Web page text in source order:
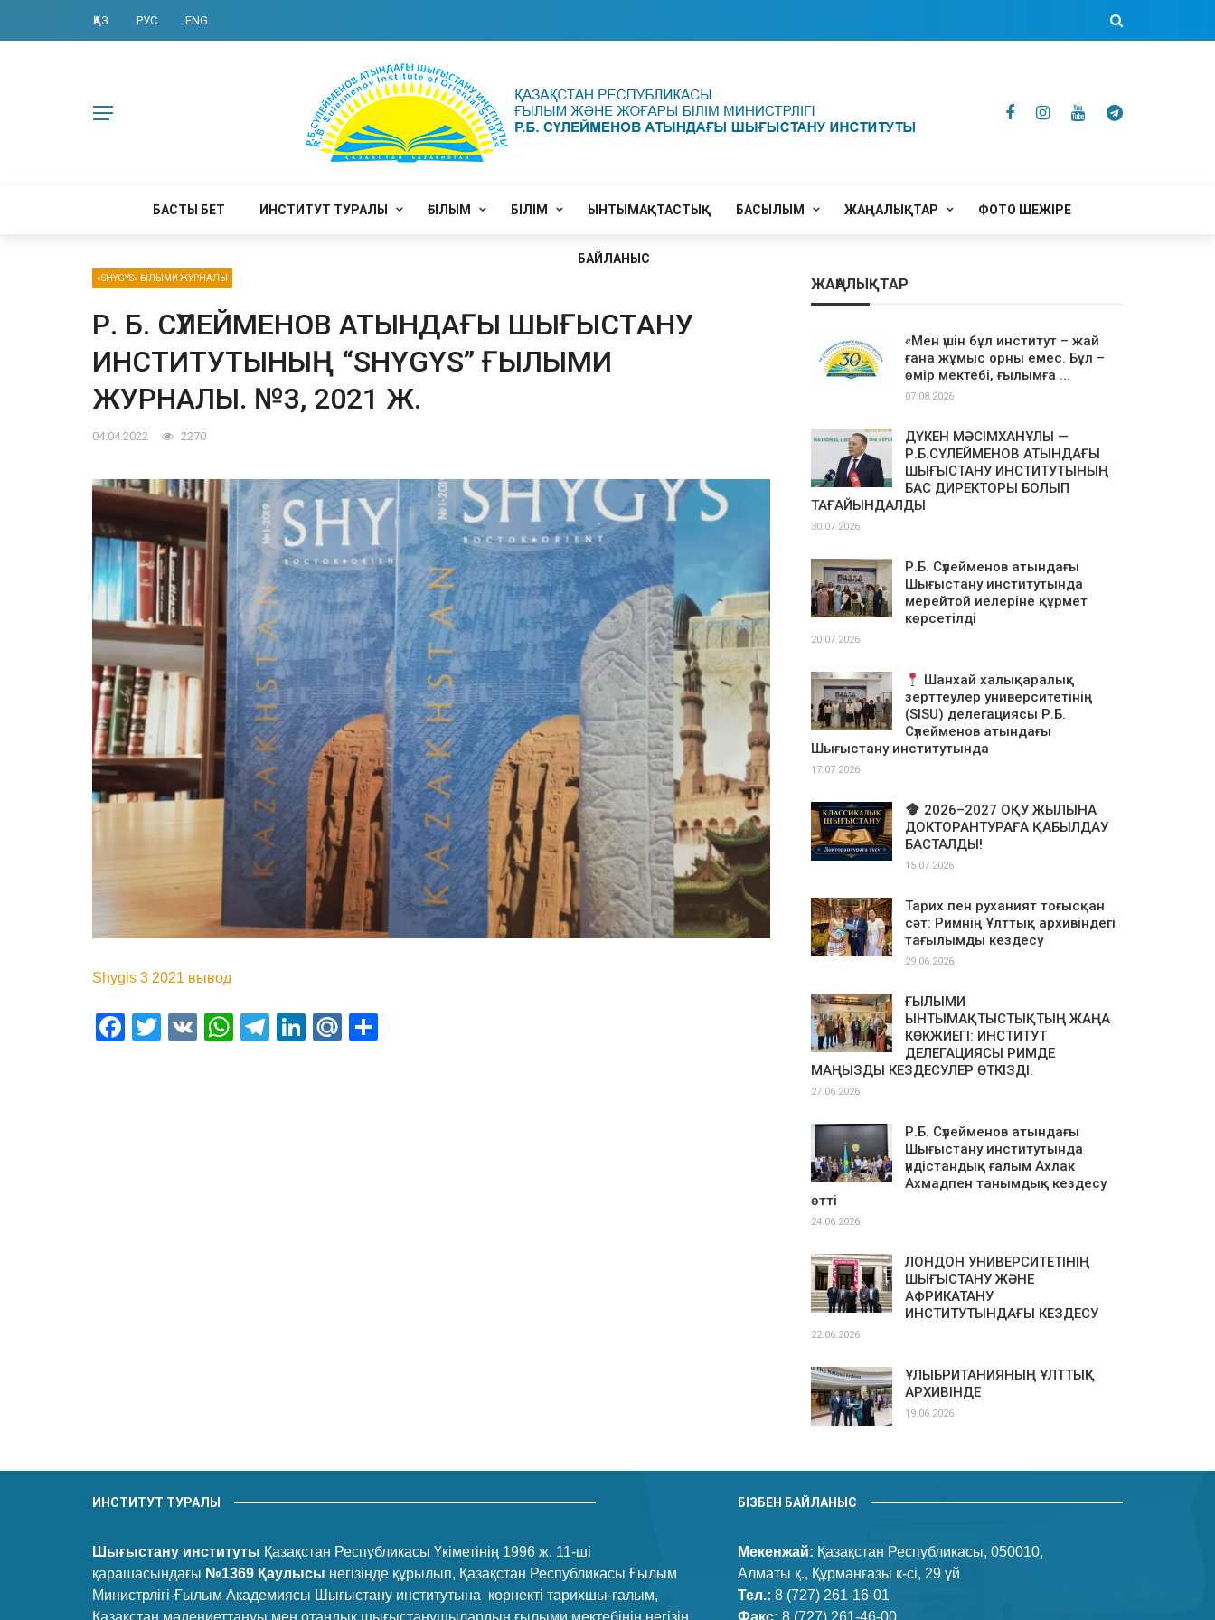
ҚАЗ РУС ENG
БАСТЫ БЕТ ИНСТИТУТ ТУРАЛЫ ҒЫЛЫМ БІЛІМ ЫНТЫМАҚТАСТЫҚ БАСЫЛЫМ ЖАҢАЛЫҚТАР ФОТО ШЕЖІРЕ
БАЙЛАНЫС
«SHYGYS» ҒЫЛЫМИ ЖУРНАЛЫ
Р. Б. СҮЛЕЙМЕНОВ АТЫНДАҒЫ ШЫҒЫСТАНУ
ИНСТИТУТЫНЫҢ “SHYGYS” ҒЫЛЫМИ
ЖУРНАЛЫ. №3, 2021 Ж.
04.04.2022 2270
Shygis 3 2021 вывод
Facebook
Twitter
VK WhatsApp
Telegram
LinkedIn
Mail.Ru
ЖАҢАЛЫҚТАР
«Мен үшін бұл институт – жай
ғана жұмыс орны емес. Бұл –
өмір мектебі, ғылымға ...
07.08.2026
ДҮКЕН МӘСІМХАНҰЛЫ —
Р.Б.СҮЛЕЙМЕНОВ АТЫНДАҒЫ
ШЫҒЫСТАНУ ИНСТИТУТЫНЫҢ
БАС ДИРЕКТОРЫ БОЛЫП
ТАҒАЙЫНДАЛДЫ
30.07.2026
Р.Б. Сүлейменов атындағы
Шығыстану институтында
мерейтой иелеріне құрмет
көрсетілді
20.07.2026
Шанхай халықаралық
зерттеулер университетінің
(SISU) делегациясы Р.Б.
Сүлейменов атындағы
Шығыстану институтында
17.07.2026
2026–2027 ОҚУ ЖЫЛЫНА
ДОКТОРАНТУРАҒА ҚАБЫЛДАУ
БАСТАЛДЫ!
15.07.2026
Тарих пен руханият тоғысқан
сәт: Римнің Ұлттық архивіндегі
тағылымды кездесу
29.06.2026
ҒЫЛЫМИ
ЫНТЫМАҚТЫСТЫҚТЫҢ ЖАҢА
КӨКЖИЕГІ: ИНСТИТУТ
ДЕЛЕГАЦИЯСЫ РИМДЕ
МАҢЫЗДЫ КЕЗДЕСУЛЕР ӨТКІЗДІ.
27.06.2026
Р.Б. Сүлейменов атындағы
Шығыстану институтында
үндістандық ғалым Ахлак
Ахмадпен танымдық кездесу
өтті
24.06.2026
ЛОНДОН УНИВЕРСИТЕТІНІҢ
ШЫҒЫСТАНУ ЖӘНЕ
АФРИКАТАНУ
ИНСТИТУТЫНДАҒЫ КЕЗДЕСУ
22.06.2026
ҰЛЫБРИТАНИЯНЫҢ ҰЛТТЫҚ
АРХИВІНДЕ
19.06.2026
ИНСТИТУТ ТУРАЛЫ
Шығыстану институты Қазақстан Республикасы Үкіметінің 1996 ж. 11-ші
қарашасындағы №1369 Қаулысы негізінде құрылып, Қазақстан Республикасы Ғылым
Министрлігі-Ғылым Академиясы Шығыстану институтына көрнекті тарихшы-ғалым,
Қазақстан мәдениеттануы мен отандық шығыстанушылардың ғылыми мектебінің негізін
БІЗБЕН БАЙЛАНЫС
Мекенжай: Қазақстан Республикасы, 050010,
Алматы қ., Құрманғазы к-сі, 29 үй
Тел.: 8 (727) 261-16-01
Факс: 8 (727) 261-46-00